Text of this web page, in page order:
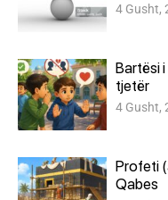
4 Gusht,
Bartësi
tjetër
4 Gusht,
Profeti
Qabes